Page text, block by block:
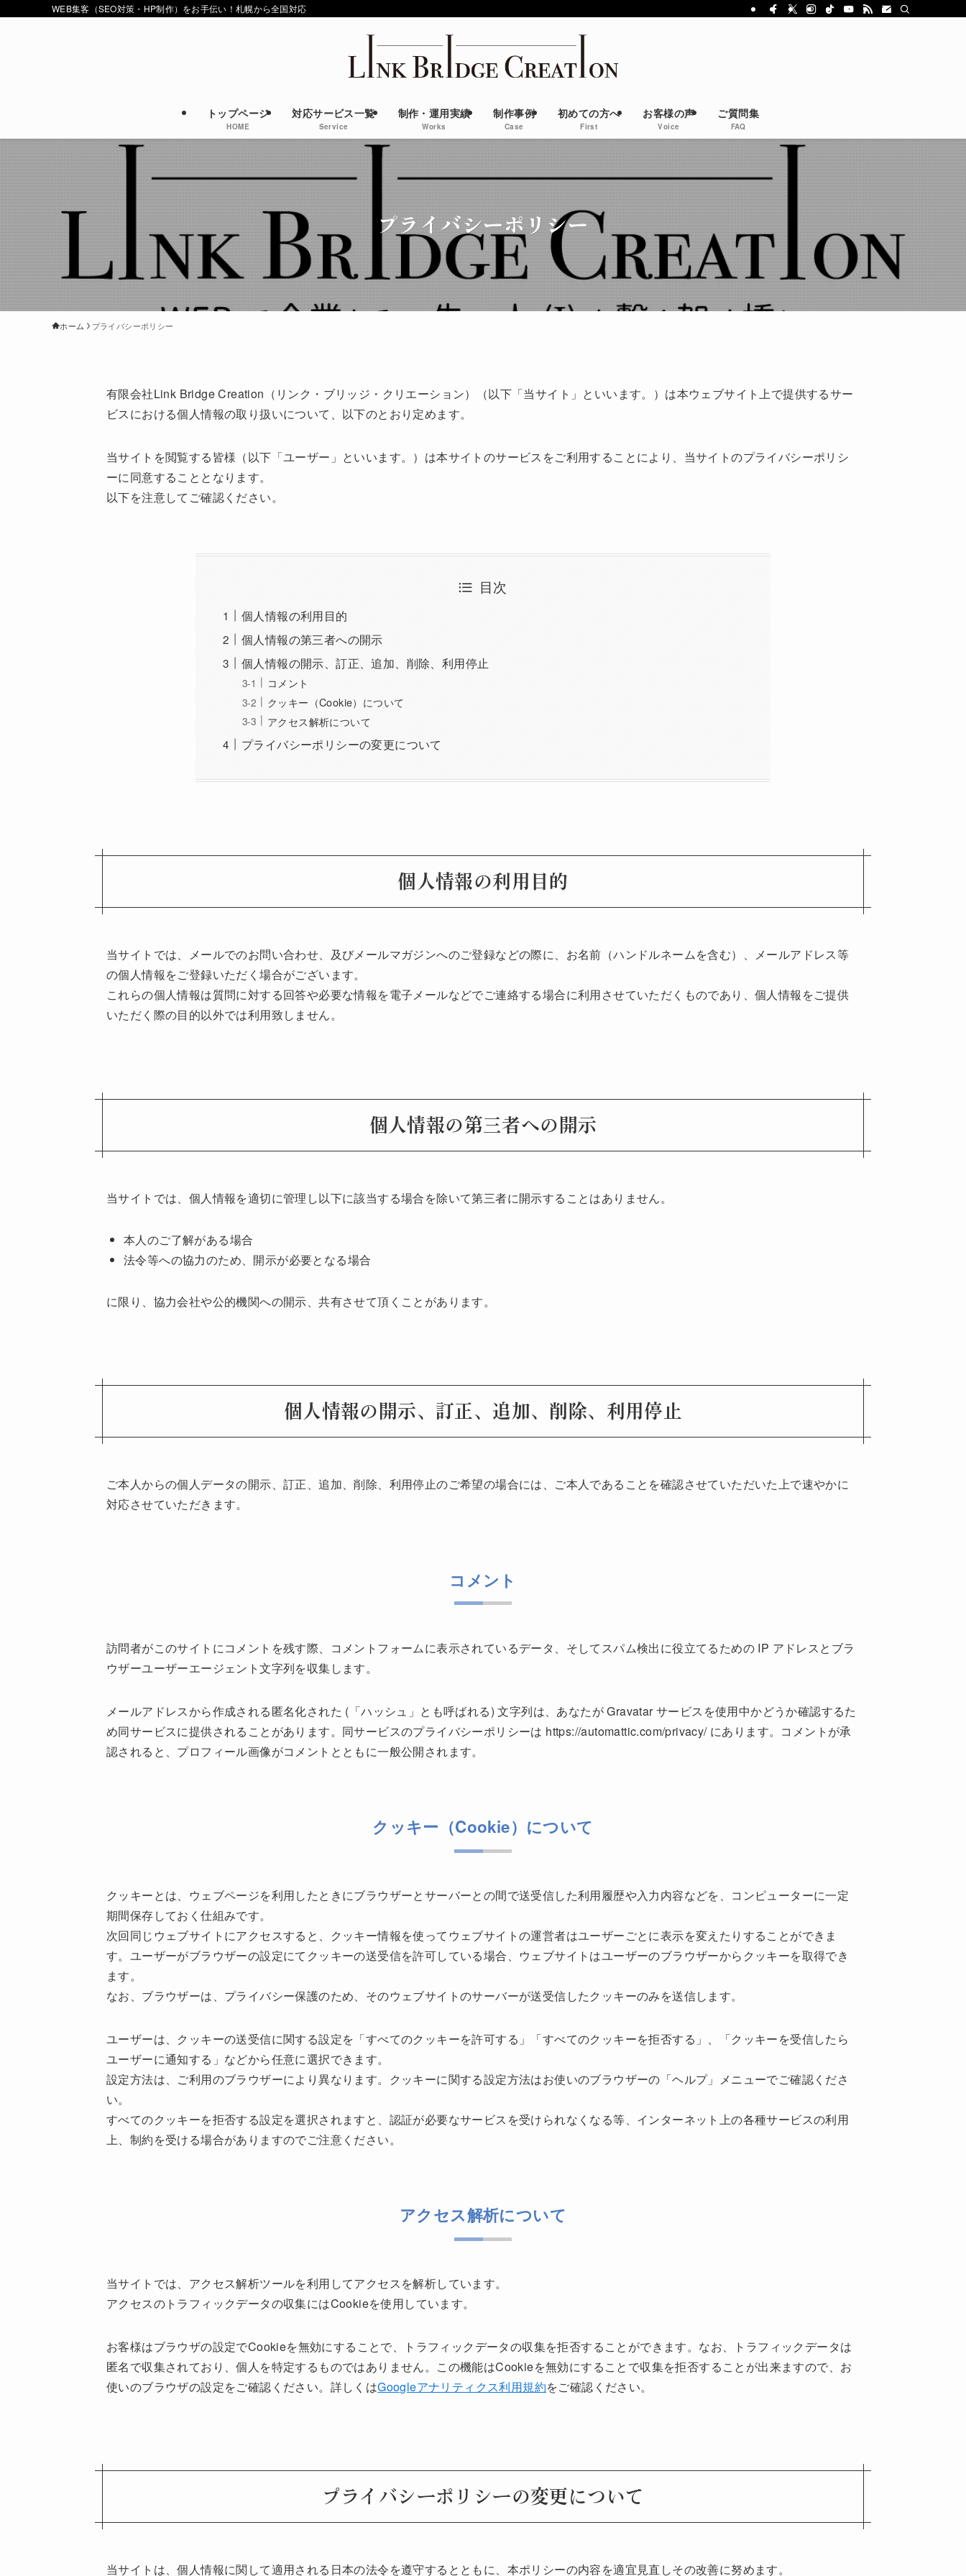
WEB集客（SEO対策・HP制作）をお手伝い！札幌から全国対応
トップページ
HOME
対応サービス一覧
Service
制作・運用実績
Works
制作事例
Case
初めての方へ
First
お客様の声
Voice
ご質問集
FAQ
プライバシーポリシー
ホーム プライバシーポリシー
有限会社Link Bridge Creation（リンク・ブリッジ・クリエーション）（以下「当サイト」といいます。）は本ウェブサイト上で提供するサー
ビスにおける個人情報の取り扱いについて、以下のとおり定めます。
当サイトを閲覧する皆様（以下「ユーザー」といいます。）は本サイトのサービスをご利用することにより、当サイトのプライバシーポリシ
ーに同意することとなります。
以下を注意してご確認ください。
目次
個人情報の利用目的
個人情報の第三者への開示
個人情報の開示、訂正、追加、削除、利用停止
コメント
クッキー（Cookie）について
アクセス解析について
プライバシーポリシーの変更について
個人情報の利用目的
当サイトでは、メールでのお問い合わせ、及びメールマガジンへのご登録などの際に、お名前（ハンドルネームを含む）、メールアドレス等
の個人情報をご登録いただく場合がございます。
これらの個人情報は質問に対する回答や必要な情報を電子メールなどでご連絡する場合に利用させていただくものであり、個人情報をご提供
いただく際の目的以外では利用致しません。
個人情報の第三者への開示
当サイトでは、個人情報を適切に管理し以下に該当する場合を除いて第三者に開示することはありません。
本人のご了解がある場合
法令等への協力のため、開示が必要となる場合
に限り、協力会社や公的機関への開示、共有させて頂くことがあります。
個人情報の開示、訂正、追加、削除、利用停止
ご本人からの個人データの開示、訂正、追加、削除、利用停止のご希望の場合には、ご本人であることを確認させていただいた上で速やかに
対応させていただきます。
コメント
訪問者がこのサイトにコメントを残す際、コメントフォームに表示されているデータ、そしてスパム検出に役立てるための IP アドレスとブラ
ウザーユーザーエージェント文字列を収集します。
メールアドレスから作成される匿名化された (「ハッシュ」とも呼ばれる) 文字列は、あなたが Gravatar サービスを使用中かどうか確認するた
め同サービスに提供されることがあります。同サービスのプライバシーポリシーは https://automattic.com/privacy/ にあります。コメントが承
認されると、プロフィール画像がコメントとともに一般公開されます。
クッキー（Cookie）について
クッキーとは、ウェブページを利用したときにブラウザーとサーバーとの間で送受信した利用履歴や入力内容などを、コンピューターに一定
期間保存しておく仕組みです。
次回同じウェブサイトにアクセスすると、クッキー情報を使ってウェブサイトの運営者はユーザーごとに表示を変えたりすることができま
す。ユーザーがブラウザーの設定にてクッキーの送受信を許可している場合、ウェブサイトはユーザーのブラウザーからクッキーを取得でき
ます。
なお、ブラウザーは、プライバシー保護のため、そのウェブサイトのサーバーが送受信したクッキーのみを送信します。
ユーザーは、クッキーの送受信に関する設定を「すべてのクッキーを許可する」「すべてのクッキーを拒否する」、「クッキーを受信したら
ユーザーに通知する」などから任意に選択できます。
設定方法は、ご利用のブラウザーにより異なります。クッキーに関する設定方法はお使いのブラウザーの「ヘルプ」メニューでご確認くださ
い。
すべてのクッキーを拒否する設定を選択されますと、認証が必要なサービスを受けられなくなる等、インターネット上の各種サービスの利用
上、制約を受ける場合がありますのでご注意ください。
アクセス解析について
当サイトでは、アクセス解析ツールを利用してアクセスを解析しています。
アクセスのトラフィックデータの収集にはCookieを使用しています。
お客様はブラウザの設定でCookieを無効にすることで、トラフィックデータの収集を拒否することができます。なお、トラフィックデータは
匿名で収集されており、個人を特定するものではありません。この機能はCookieを無効にすることで収集を拒否することが出来ますので、お
使いのブラウザの設定をご確認ください。詳しくはGoogleアナリティクス利用規約をご確認ください。
プライバシーポリシーの変更について
当サイトは、個人情報に関して適用される日本の法令を遵守するとともに、本ポリシーの内容を適宜見直しその改善に努めます。